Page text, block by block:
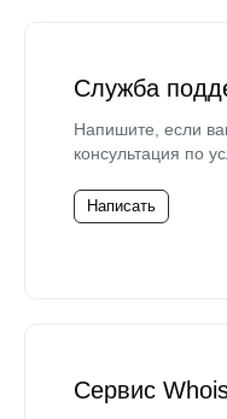
Служба
Напишите, если
консультация по
Написать
Сервис